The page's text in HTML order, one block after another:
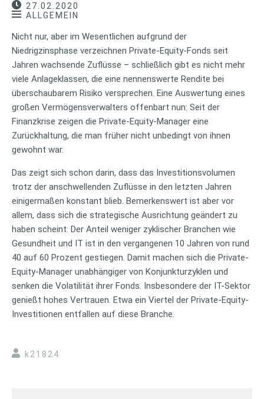
27.02.2020
ALLGEMEIN
Nicht nur, aber im Wesentlichen aufgrund der
Niedrigzinsphase verzeichnen Private-Equity-Fonds seit
Jahren wachsende Zuflüsse – schließlich gibt es nicht mehr
viele Anlageklassen, die eine nennenswerte Rendite bei
überschaubarem Risiko versprechen. Eine Auswertung eines
großen Vermögensverwalters offenbart nun: Seit der
Finanzkrise zeigen die Private-Equity-Manager eine
Zurückhaltung, die man früher nicht unbedingt von ihnen
gewohnt war.
Das zeigt sich schon darin, dass das Investitionsvolumen
trotz der anschwellenden Zuflüsse in den letzten Jahren
einigermaßen konstant blieb. Bemerkenswert ist aber vor
allem, dass sich die strategische Ausrichtung geändert zu
haben scheint: Der Anteil weniger zyklischer Branchen wie
Gesundheit und IT ist in den vergangenen 10 Jahren von rund
40 auf 60 Prozent gestiegen. Damit machen sich die Private-
Equity-Manager unabhängiger von Konjunkturzyklen und
senken die Volatilität ihrer Fonds. Insbesondere der IT-Sektor
genießt hohes Vertrauen. Etwa ein Viertel der Private-Equity-
Investitionen entfallen auf diese Branche.
k21824